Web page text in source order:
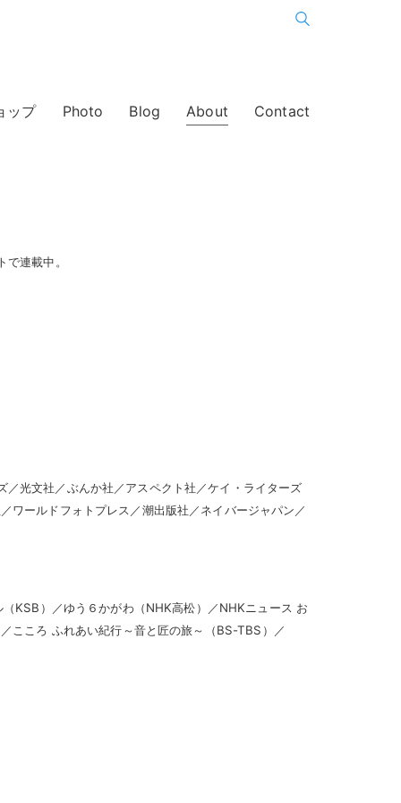
ップ Photo Blog About Contact
連載中。
光文社／ぶんか社／アスペクト社／ケイ・ライターズ
ワールドフォトプレス／潮出版社／ネイバージャパン／
KSB）／ゆう６かがわ（NHK高松）／NHKニュース お
こころ ふれあい紀行～音と匠の旅～（BS-TBS）／